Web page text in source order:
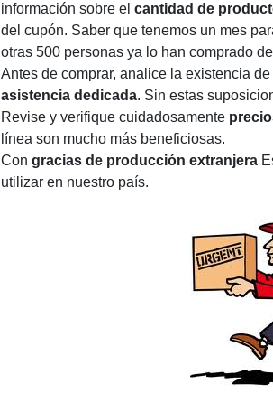
información sobre el cantidad de
del cupón. Saber que tenemos un mes
otras 500 personas ya lo han comprado
Antes de comprar, analice la existencia
asistencia dedicada. Sin estas
Revise y verifique cuidadosamente
línea son mucho más beneficiosas.
Con gracias de producción extranjera
utilizar en nuestro país.